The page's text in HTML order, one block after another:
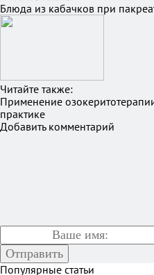
Блюда из кабачков при
Читайте также:
Применение
практике
Добавить комментарий
Популярные статьи